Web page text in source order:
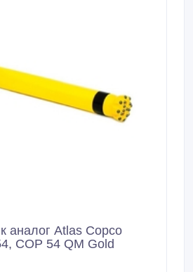
аналог Atlas Copco
COP 54 QM Gold